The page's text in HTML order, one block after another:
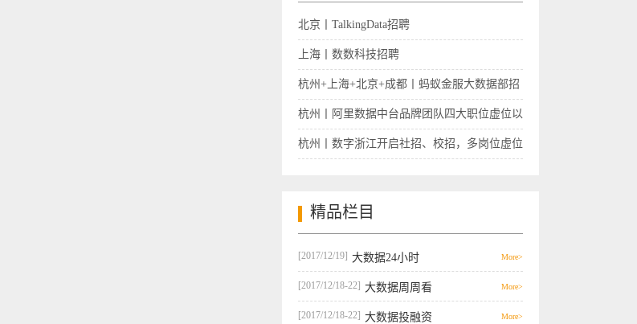
北京丨TalkingData招聘
上海丨数数科技招聘
杭州+上海+北京+成都丨蚂蚁金服大数据部招
聘
杭州丨阿里数据中台品牌团队四大职位虚位以
待
杭州丨数字浙江开启社招、校招，多岗位虚位
精品栏目
[2017/12/19] 大数据24小时 More>
[2017/12/18-22] 大数据周周看 More>
[2017/12/18-22] 大数据投融资 More>